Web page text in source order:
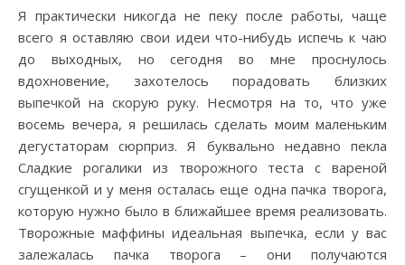
Я практически никогда не пеку после работы, чаще
всего я оставляю свои идеи что-нибудь испечь к чаю
до выходных, но сегодня во мне проснулось
вдохновение, захотелось порадовать близких
выпечкой на скорую руку. Несмотря на то, что уже
восемь вечера, я решилась сделать моим маленьким
дегустаторам сюрприз. Я буквально недавно пекла
Сладкие рогалики из творожного теста с вареной
сгущенкой и у меня осталась еще одна пачка творога,
которую нужно было в ближайшее время реализовать.
Творожные маффины идеальная выпечка, если у вас
залежалась пачка творога – они получаются